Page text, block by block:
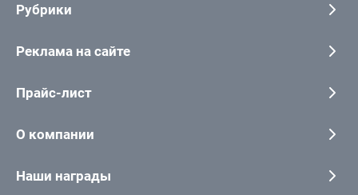
Рубрики
Реклама на сайте
Прайс-лист
О компании
Наши награды